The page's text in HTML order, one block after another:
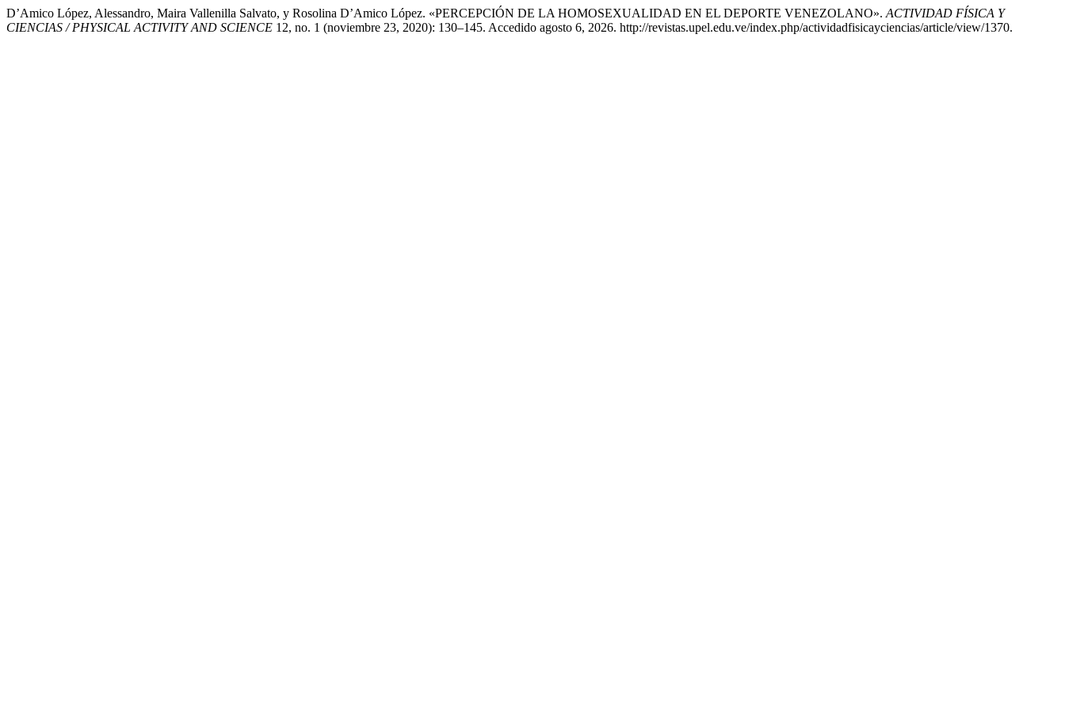
D’Amico López, Alessandro, Maira Vallenilla Salvato, y Rosolina D’Amico López. «PERCEPCIÓN DE LA HOMOSEXUALIDAD EN EL DEPORTE VENEZOLANO». ACTIVIDAD FÍSICA Y
CIENCIAS / PHYSICAL ACTIVITY AND SCIENCE 12, no. 1 (noviembre 23, 2020): 130–145. Accedido agosto 6, 2026. http://revistas.upel.edu.ve/index.php/actividadfisicayciencias/article/view/1370.